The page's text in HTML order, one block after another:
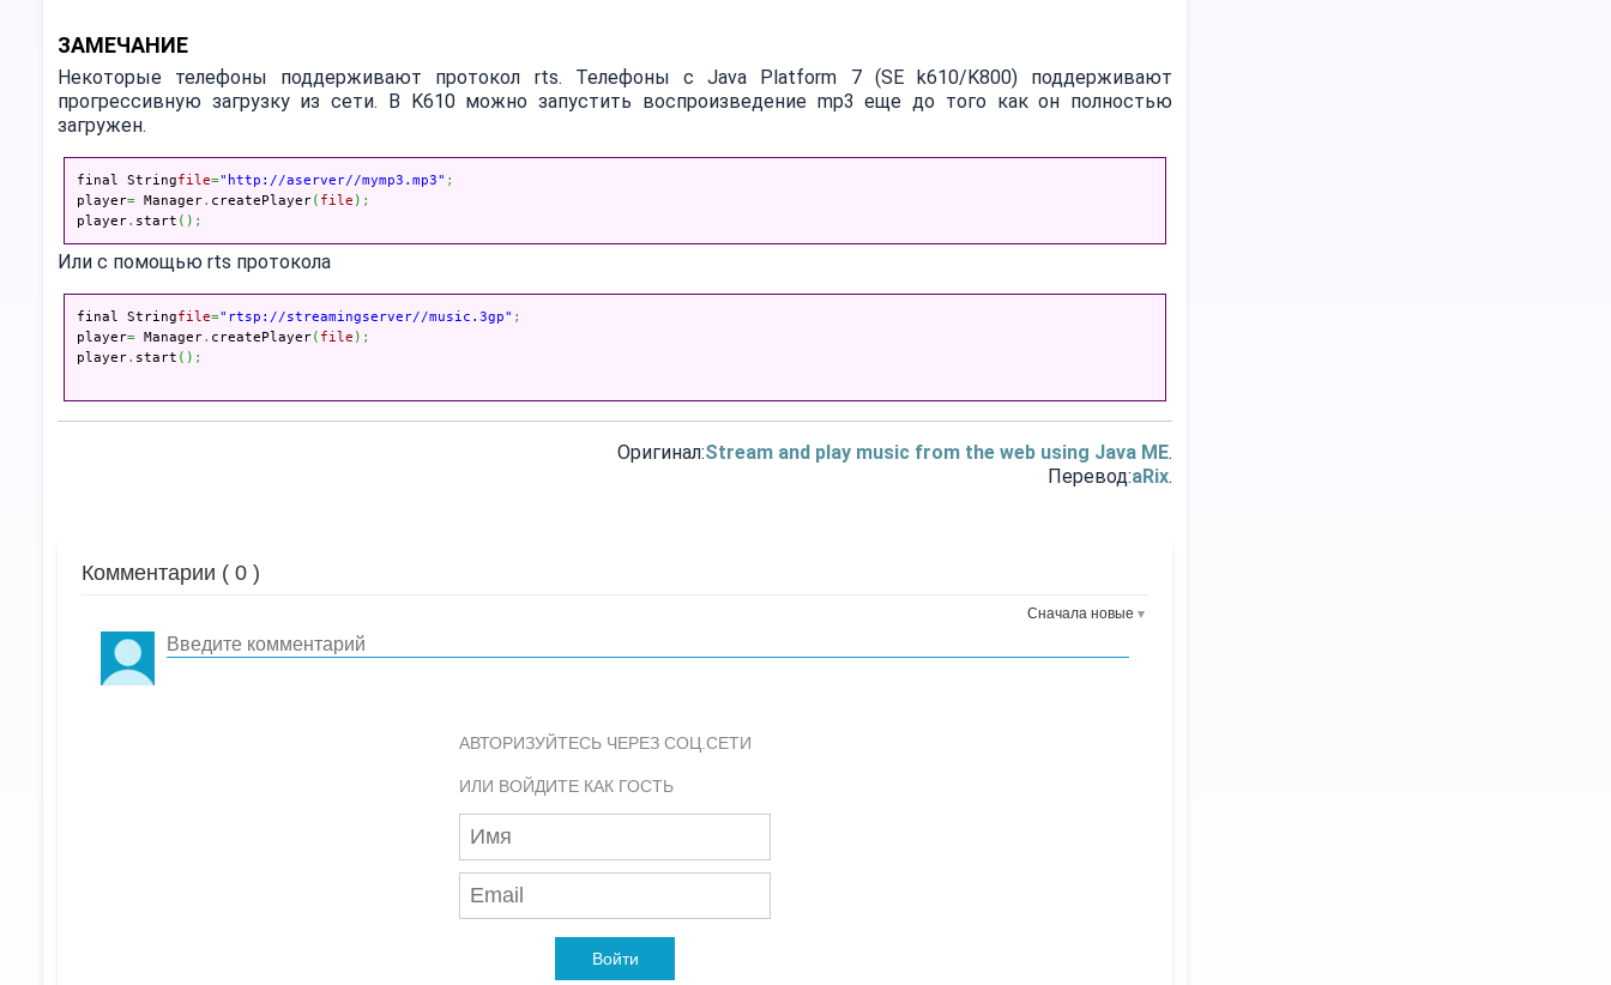
ЗАМЕЧАНИЕ
Некоторые телефоны поддерживают протокол rts. Телефоны с Java Platform 7 (SE k610/K800) поддерживают
прогрессивную загрузку из сети. В K610 можно запустить воспроизведение mp3 еще до того как он полностью
загружен.
final Stringfile="http://aserver//mymp3.mp3" ;
player= Manager. createPlayer( file ) ;
player. start ( ) ;
Или с помощью rts протокола
final Stringfile="rtsp://streamingserver//music.3gp" ;
player= Manager. createPlayer( file ) ;
player. start ( ) ;
Оригинал:Stream and play music from the web using Java ME.
Перевод:aRix.
Комментарии ( 0 )
Сначала новые
АВТОРИЗУЙТЕСЬ ЧЕРЕЗ СОЦ.СЕТИ
ИЛИ ВОЙДИТЕ КАК ГОСТЬ
Войти